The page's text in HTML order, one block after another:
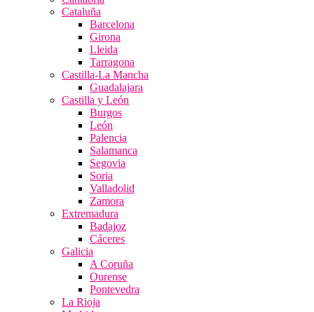
Cataluña
Barcelona
Girona
Lleida
Tarragona
Castilla-La Mancha
Guadalajara
Castilla y León
Burgos
León
Palencia
Salamanca
Segovia
Soria
Valladolid
Zamora
Extremadura
Badajoz
Cáceres
Galicia
A Coruña
Ourense
Pontevedra
La Rioja